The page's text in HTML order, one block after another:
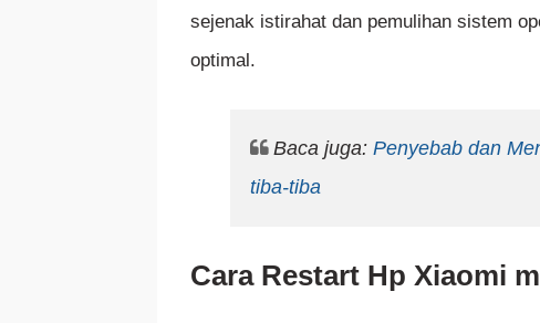
sejenak istirahat dan pemulihan sistem
optimal.
Baca juga: Penyebab dan
tiba-tiba
Cara Restart Hp Xiaomi